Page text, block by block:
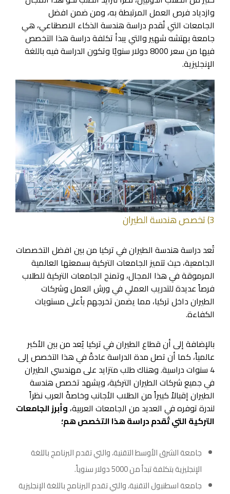
وازدياد فرص العمل المرتبطة به، ومن ضمن افضل
الجامعات التي تُقدم دراسة هندسة الذكاء الاصطناعي، هي
جامعة بهتشه شهير والتي يبدأ تكلفة دراسة هذا التخصص
فيها من سعر 8000 دولار سنويًا وتكون الدراسة فيه باللغة
الإنجليزية.
3) تخصص هندسة الطيران
تُعد دراسة هندسة الطيران في تركيا من بين افضل التخصصات
الجامعية، حيث تتميز الجامعات التركية بسمعتها العالمية
المرموقة في هذا المجال، وتمنح الجامعات التركية للطلاب
فرصاً عديدة للتدريب العملي في ورش العمل وشركات
الطيران داخل تركيا، مما يضمن تخرجهم بأعلى مستويات
الكفاءة.
بالإضافة إلى أن قطاع الطيران في تركيا يُعد من بين الأكبر
عالمياً، كما أن تصل مدة الدراسة عادةً في هذا التخصص إلى
4 سنوات دراسية. وهناك طلب متزايد على مهندسي الطيران
في جميع شركات الطيران التركية، ويشهد تخصص هندسة
الطيران إقبالاً كبيراً من الطلاب الأجانب وخاصةً العرب نظراً
لندرة توفره في العديد من الجامعات العربية، وأبرز الجامعات
التركية التي تُقدم دراسة هذا التخصص هم؛
جامعة الشرق الأوسط التقنية، والتي تقدم البرنامج باللغة
الإنجليزية بتكلفة تبدأ من 5000 دولار سنوياً.
جامعةاسطنبول التقنية، والتي تقدم البرنامج باللغة الإنجليزية